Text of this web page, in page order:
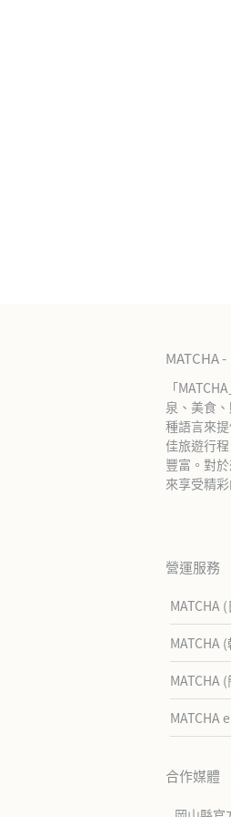
MATCHA
「
泉、美食
種語言來
佳旅遊行
豐富。對
來享受精
營運服務
MATCHA
MATCHA
MATCHA
MATCHA
合作媒體